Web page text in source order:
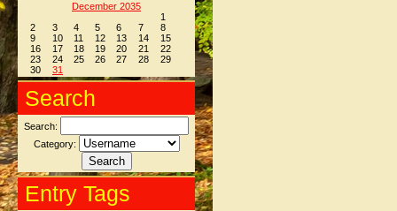
December 2035
1
2
3 4 5 6 7
8
9
10 11 12 13 14
15
16
17 18 19 20 21
22
23
24 25 26 27 28
29
30
31
Search
Search:
Category:
Entry Tags